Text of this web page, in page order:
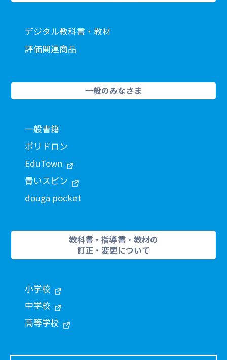
デジタル教科書・教材
評価関連商品
一般のみなさま
一般書籍
ポリドロン
EduTown
青いスピン
douga pocket
教科書・指導書・教材の
訂正・変更について
小学校
中学校
高等学校